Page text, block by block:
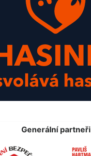
Generální partneři